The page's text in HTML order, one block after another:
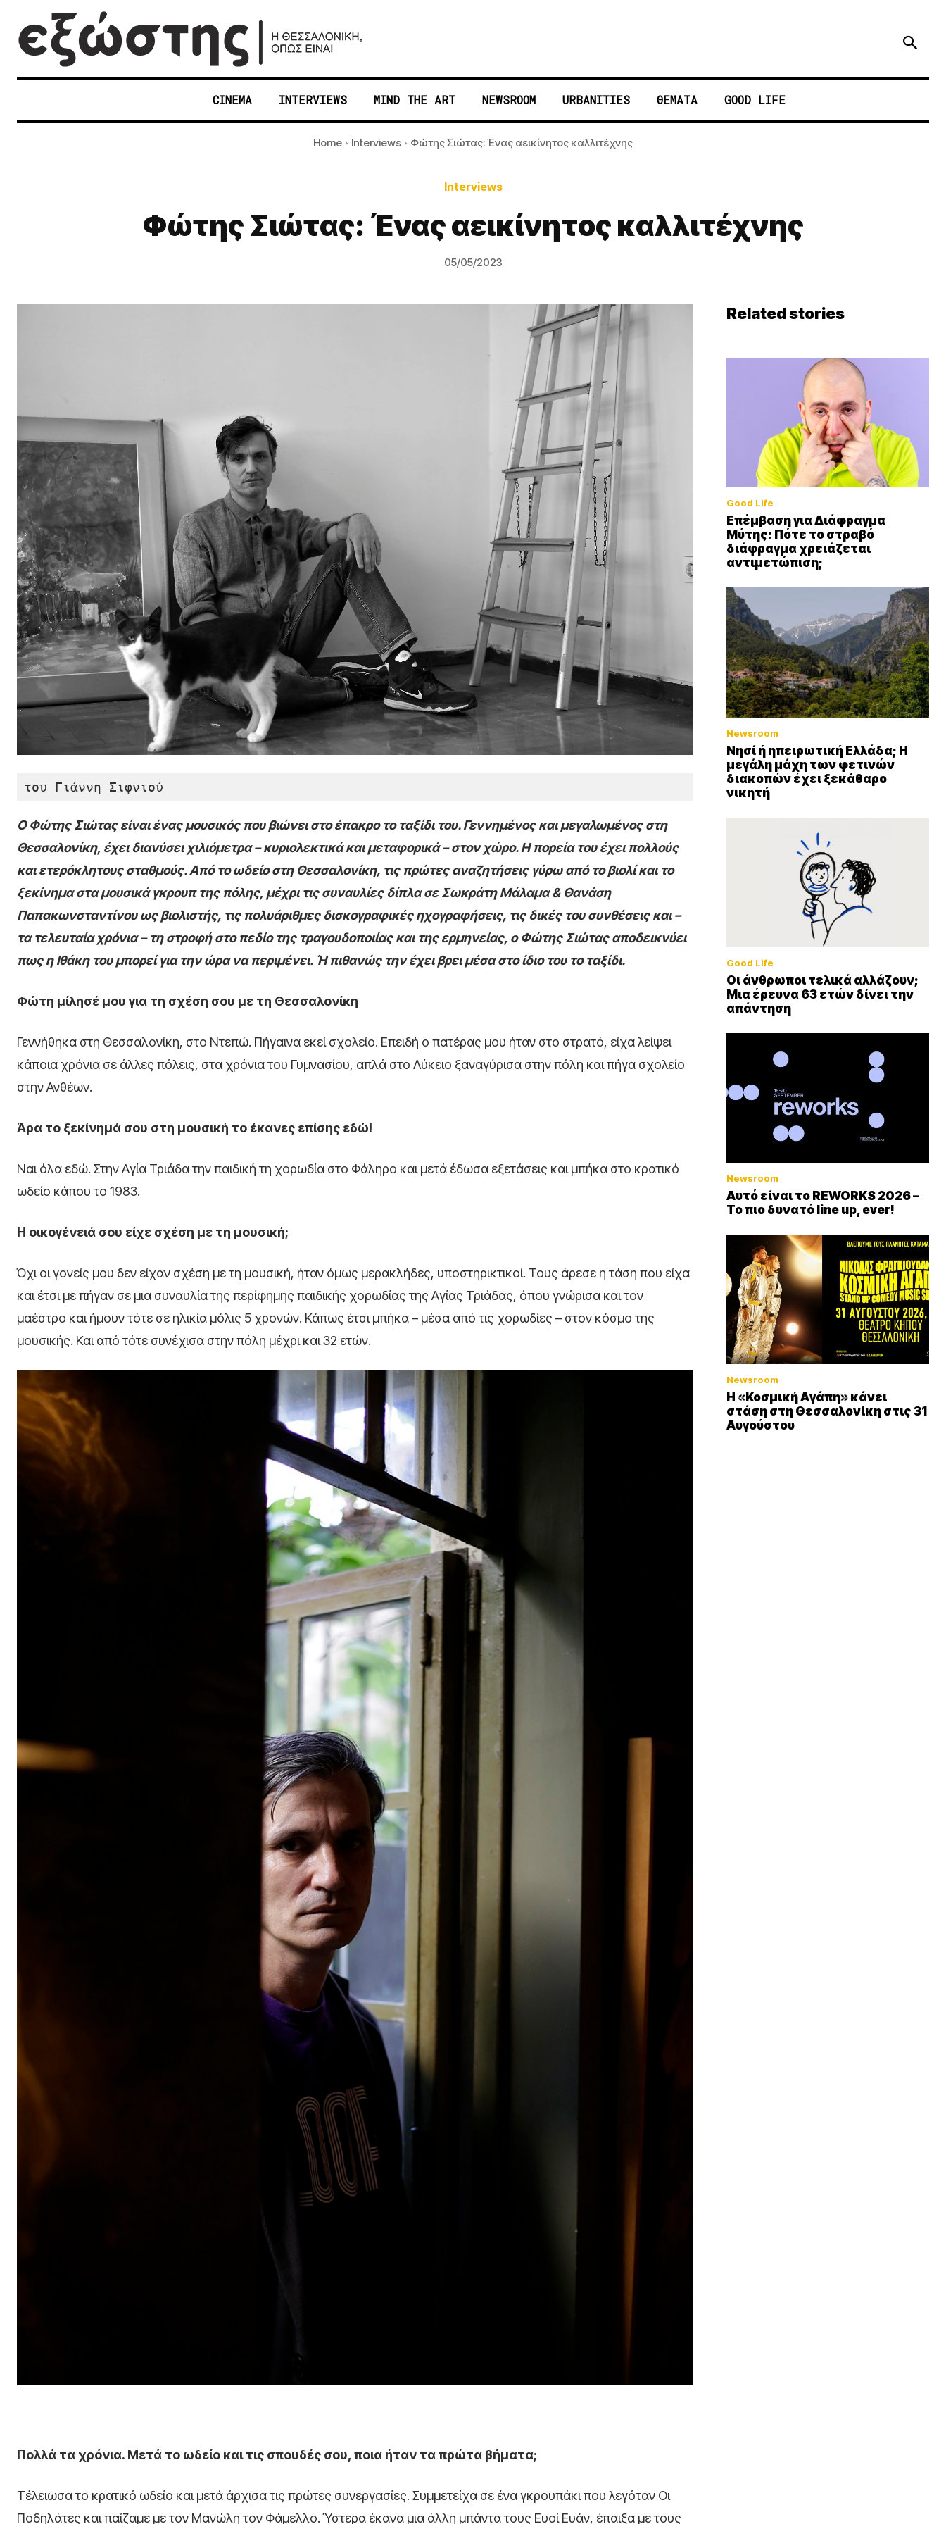
CINEMA INTERVIEWS MIND THE ART NEWSROOM URBANITIES ΘΕΜΑΤΑ GOOD LIFE
Home Interviews ​Φώτης Σιώτας: Ένας αεικίνητος καλλιτέχνης
Interviews
​Φώτης Σιώτας: Ένας αεικίνητος καλλιτέχνης
05/05/2023
του Γιάννη Σιφνιού
Ο Φώτης Σιώτας είναι ένας μουσικός που βιώνει στο έπακρο το ταξίδι του. Γεννημένος και μεγαλωμένος στη
Θεσσαλονίκη, έχει διανύσει χιλιόμετρα – κυριολεκτικά και μεταφορικά – στον χώρο. Η πορεία του έχει πολλούς
και ετερόκλητους σταθμούς. Από το ωδείο στη Θεσσαλονίκη, τις πρώτες αναζητήσεις γύρω από το βιολί και το
ξεκίνημα στα μουσικά γκρουπ της πόλης, μέχρι τις συναυλίες δίπλα σε Σωκράτη Μάλαμα & Θανάση
Παπακωνσταντίνου ως βιολιστής, τις πολυάριθμες δισκογραφικές ηχογραφήσεις, τις δικές του συνθέσεις και –
τα τελευταία χρόνια – τη στροφή στο πεδίο της τραγουδοποιίας και της ερμηνείας, ο Φώτης Σιώτας αποδεικνύει
πως η Ιθάκη του μπορεί για την ώρα να περιμένει. Ή πιθανώς την έχει βρει μέσα στο ίδιο του το ταξίδι.
Φώτη μίλησέ μου για τη σχέση σου με τη Θεσσαλονίκη
Γεννήθηκα στη Θεσσαλονίκη, στο Ντεπώ. Πήγαινα εκεί σχολείο. Επειδή ο πατέρας μου ήταν στο στρατό, είχα λείψει
κάποια χρόνια σε άλλες πόλεις, στα χρόνια του Γυμνασίου, απλά στο Λύκειο ξαναγύρισα στην πόλη και πήγα σχολείο
στην Ανθέων.
Άρα το ξεκίνημά σου στη μουσική το έκανες επίσης εδώ!
Ναι όλα εδώ. Στην Αγία Τριάδα την παιδική τη χορωδία στο Φάληρο και μετά έδωσα εξετάσεις και μπήκα στο κρατικό
ωδείο κάπου το 1983.
Η οικογένειά σου είχε σχέση με τη μουσική;
Όχι οι γονείς μου δεν είχαν σχέση με τη μουσική, ήταν όμως μερακλήδες, υποστηρικτικοί. Τους άρεσε η τάση που είχα
και έτσι με πήγαν σε μια συναυλία της περίφημης παιδικής χορωδίας της Αγίας Τριάδας, όπου γνώρισα και τον
μαέστρο και ήμουν τότε σε ηλικία μόλις 5 χρονών. Κάπως έτσι μπήκα – μέσα από τις χορωδίες – στον κόσμο της
μουσικής. Και από τότε συνέχισα στην πόλη μέχρι και 32 ετών.
Πολλά τα χρόνια. Μετά το ωδείο και τις σπουδές σου, ποια ήταν τα πρώτα βήματα;
Τέλειωσα το κρατικό ωδείο και μετά άρχισα τις πρώτες συνεργασίες. Συμμετείχα σε ένα γκρουπάκι που λεγόταν Οι
Ποδηλάτες και παίζαμε με τον Μανώλη τον Φάμελλο. Ύστερα έκανα μια άλλη μπάντα τους Ευοί Ευάν, έπαιξα με τους
Related stories
Good Life
Επέμβαση για Διάφραγμα
Μύτης: Πότε το στραβό
διάφραγμα χρειάζεται
αντιμετώπιση;
Newsroom
Νησί ή ηπειρωτική Ελλάδα; Η
μεγάλη μάχη των φετινών
διακοπών έχει ξεκάθαρο
νικητή
Good Life
Οι άνθρωποι τελικά αλλάζουν;
Μια έρευνα 63 ετών δίνει την
απάντηση
Newsroom
Αυτό είναι το REWORKS 2026 –
Το πιο δυνατό line up, ever!
Newsroom
Η «Κοσμική Αγάπη» κάνει
στάση στη Θεσσαλονίκη στις 31
Αυγούστου